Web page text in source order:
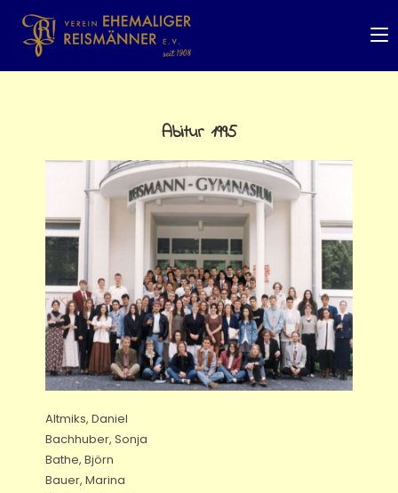
Abitur 1995
Altmiks, Daniel
Bachhuber, Sonja
Bathe, Björn
Bauer, Marina